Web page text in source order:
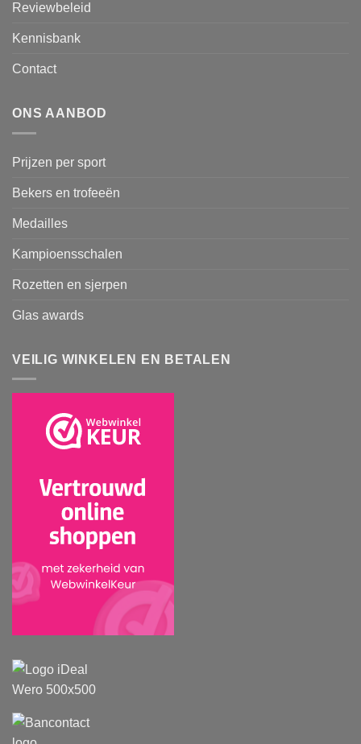
Reviewbeleid
Kennisbank
Contact
ONS AANBOD
Prijzen per sport
Bekers en trofeeën
Medailles
Kampioensschalen
Rozetten en sjerpen
Glas awards
VEILIG WINKELEN EN BETALEN